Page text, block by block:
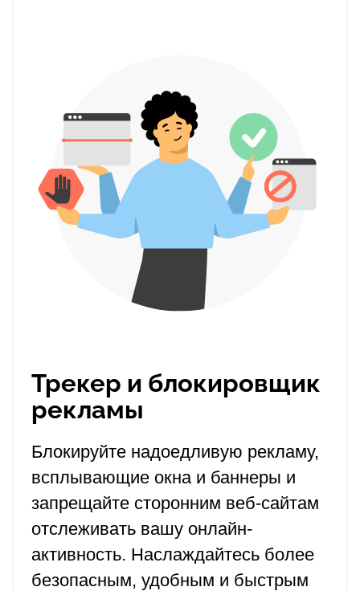
Трекер и блокировщик
рекламы
Блокируйте надоедливую рекламу,
всплывающие окна и баннеры и
запрещайте сторонним веб-сайтам
отслеживать вашу онлайн-
активность. Наслаждайтесь более
безопасным, удобным и быстрым